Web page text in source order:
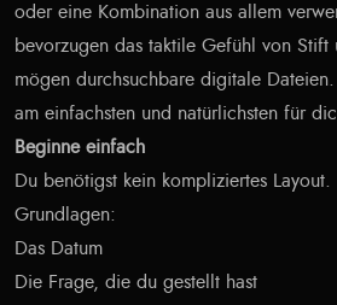
oder eine Kombination aus allem
bevorzugen das taktile Gefühl von Stift
mögen durchsuchbare digitale
am einfachsten und natürlichsten für
Beginne einfach
Du benötigst kein kompliziertes
Grundlagen:
Das Datum
Die Frage, die du gestellt hast